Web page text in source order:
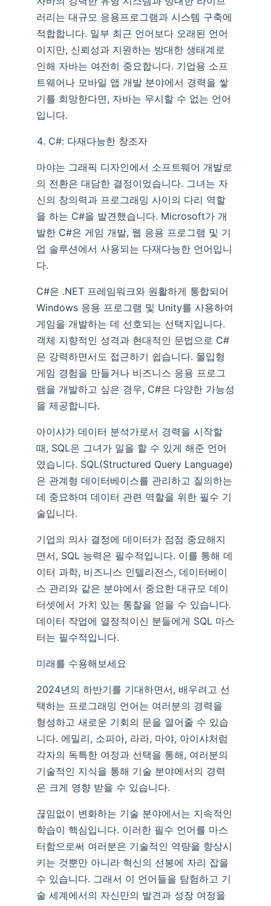
러리는 대규모 응용프로그램과 시스템 구축에
적합합니다. 일부 최근 언어보다 오래된 언어
이지만, 신뢰성과 지원하는 방대한 생태계로
인해 자바는 여전히 중요합니다. 기업용 소프
트웨어나 모바일 앱 개발 분야에서 경력을 쌓
기를 희망한다면, 자바는 무시할 수 없는 언어
입니다.
C#: 다재다능한 창조자
마야는 그래픽 디자인에서 소프트웨어 개발로
의 전환은 대담한 결정이었습니다. 그녀는 자
신의 창의력과 프로그래밍 사이의 다리 역할
을 하는 C#을 발견했습니다. Microsoft가 개
발한 C#은 게임 개발, 웹 응용 프로그램 및 기
업 솔루션에서 사용되는 다재다능한 언어입니
다.
C#은 .NET 프레임워크와 원활하게 통합되어
Windows 응용 프로그램 및 Unity를 사용하여
게임을 개발하는 데 선호되는 선택지입니다.
객체 지향적인 성격과 현대적인 문법으로 C#
은 강력하면서도 접근하기 쉽습니다. 몰입형
게임 경험을 만들거나 비즈니스 응용 프로그
램을 개발하고 싶은 경우, C#은 다양한 가능성
을 제공합니다.
아이샤가 데이터 분석가로서 경력을 시작할
때, SQL은 그녀가 일을 할 수 있게 해준 언어
였습니다. SQL(Structured Query Language)
은 관계형 데이터베이스를 관리하고 질의하는
데 중요하며 데이터 관련 역할을 위한 필수 기
술입니다.
기업의 의사 결정에 데이터가 점점 중요해지
면서, SQL 능력은 필수적입니다. 이를 통해 데
이터 과학, 비즈니스 인텔리전스, 데이터베이
스 관리와 같은 분야에서 중요한 대규모 데이
터셋에서 가치 있는 통찰을 얻을 수 있습니다.
데이터 작업에 열정적이신 분들에게 SQL 마스
터는 필수적입니다.
미래를 수용해보세요
2024년의 하반기를 기대하면서, 배우려고 선
택하는 프로그래밍 언어는 여러분의 경력을
형성하고 새로운 기회의 문을 열어줄 수 있습
니다. 에밀리, 소피아, 라라, 마야, 아이샤처럼
각자의 독특한 여정과 선택을 통해, 여러분의
기술적인 지식을 통해 기술 분야에서의 경력
은 크게 영향 받을 수 있습니다.
끊임없이 변화하는 기술 분야에서는 지속적인
학습이 핵심입니다. 이러한 필수 언어를 마스
터함으로써 여러분은 기술적인 역량을 향상시
키는 것뿐만 아니라 혁신의 선봉에 자리 잡을
수 있습니다. 그래서 이 언어들을 탐험하고 기
술 세계에서의 자신만의 발견과 성장 여정을